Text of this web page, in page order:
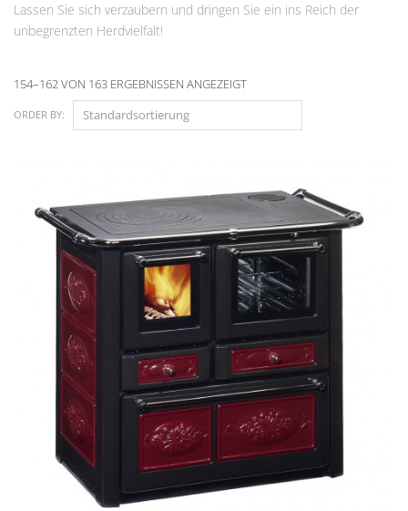
Lassen Sie sich verzaubern und dringen Sie ein ins Reich der
unbegrenzten Herdvielfalt!
154–162 VON 163 ERGEBNISSEN ANGEZEIGT
ORDER BY: